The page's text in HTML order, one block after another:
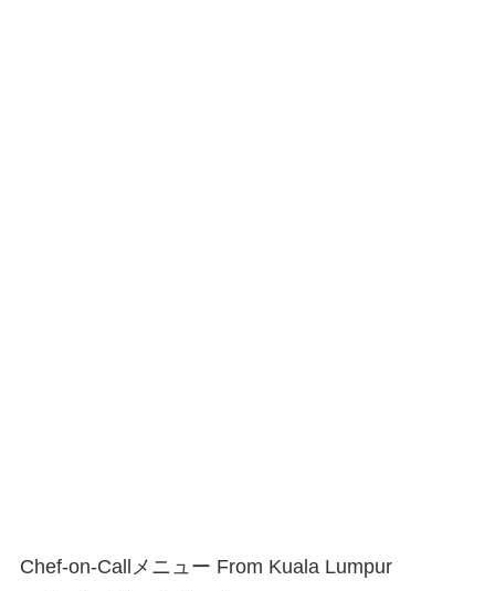
Chef-on-Callメニュー From Kuala Lumpur